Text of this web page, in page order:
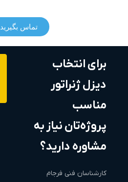
تماس بگیرید
برای انتخاب
دیزل ژنراتور
مناسب
پروژه‌تان نیاز به
مشاوره دارید؟
کارشناسان فنی فرجام